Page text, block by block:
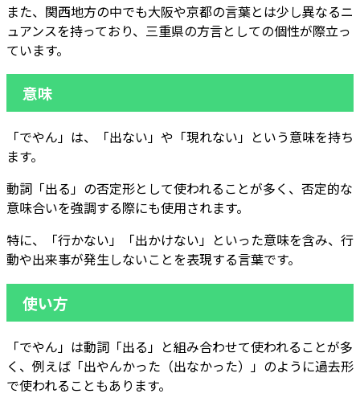
また、関西地方の中でも大阪や京都の言葉とは少し異なるニ
ュアンスを持っており、三重県の方言としての個性が際立っ
ています。
意味
「でやん」は、「出ない」や「現れない」という意味を持ち
ます。
動詞「出る」の否定形として使われることが多く、否定的な
意味合いを強調する際にも使用されます。
特に、「行かない」「出かけない」といった意味を含み、行
動や出来事が発生しないことを表現する言葉です。
使い方
「でやん」は動詞「出る」と組み合わせて使われることが多
く、例えば「出やんかった（出なかった）」のように過去形
で使われることもあります。